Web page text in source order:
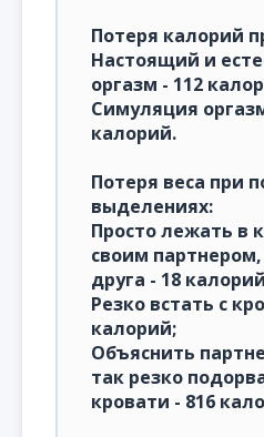
Потеря калорий
Настоящий и
оргазм - 112
Симуляция
калорий.
Потеря веса при
выделениях:
Просто лежать в
своим
друга - 18
Резко встать с
калорий;
Объяснить
так резко
кровати - 816